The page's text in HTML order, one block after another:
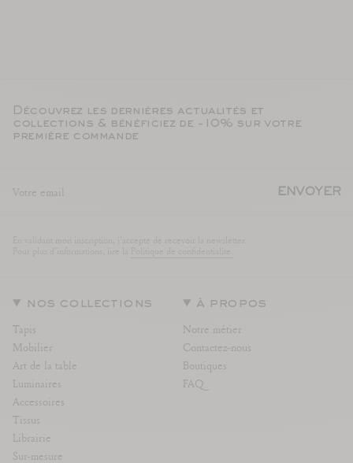
Découvrez les dernières actualités et
collections & bénéficiez de -10% sur votre
première commande
ENVOYER
nos collections
Tapis
Mobilier
Art de la table
Luminaires
Accessoires
Tissus
Librairie
Sur-mesure
à propos
Notre métier
Contactez-nous
Boutiques
FAQ